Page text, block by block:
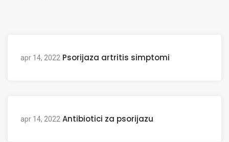
apr 14, 2022 Psorijaza artritis simptomi
apr 14, 2022 Antibiotici za psorijazu